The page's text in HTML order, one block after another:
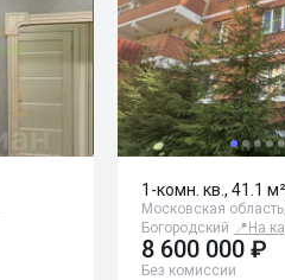
1-комн. кв., 41.1
Московская
Богородский 📍 На
8 600 000 ₽
Без комиссии